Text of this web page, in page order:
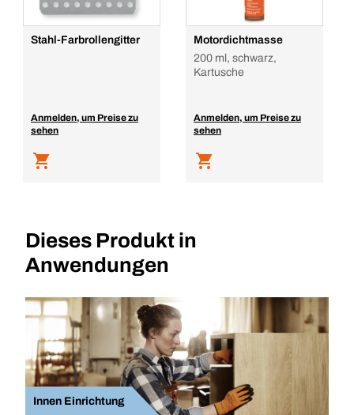
Stahl-Farbrollengitter
Anmelden, um Preise zu
sehen
Motordichtmasse
200 ml, schwarz,
Kartusche
Anmelden, um Preise zu
sehen
Dieses Produkt in
Anwendungen
Innen Einrichtung